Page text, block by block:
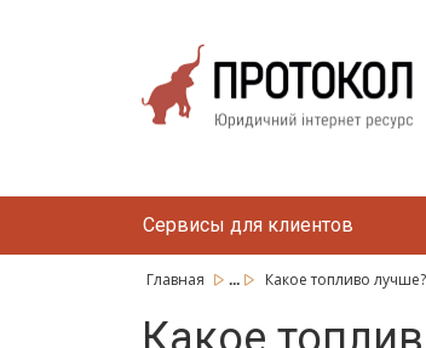
Сервисы для клиентов
Главная ... Какое топливо лучше?